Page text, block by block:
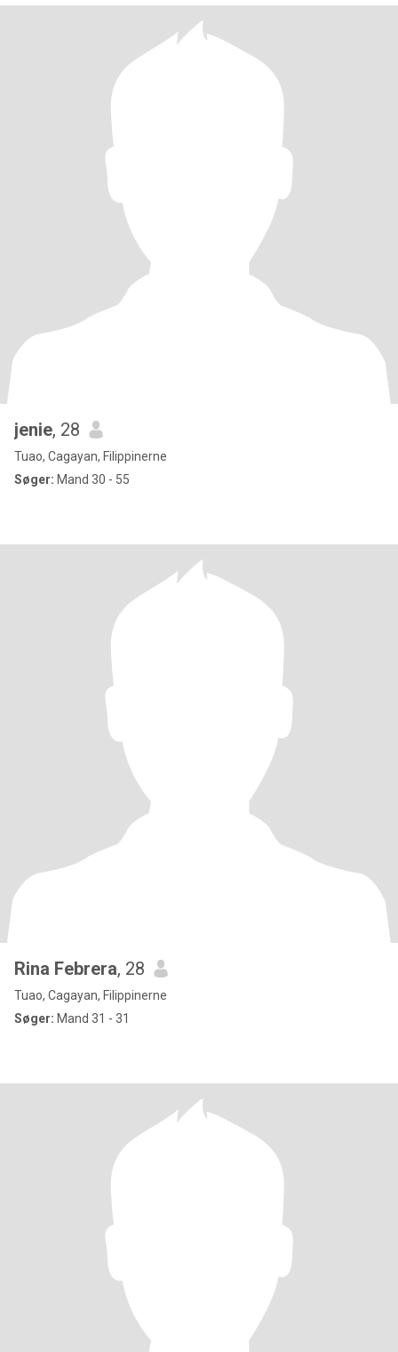
jenie, 28
Tuao, Cagayan, Filippinerne
Søger: Mand 30 - 55
Rina Febrera, 28
Tuao, Cagayan, Filippinerne
Søger: Mand 31 - 31